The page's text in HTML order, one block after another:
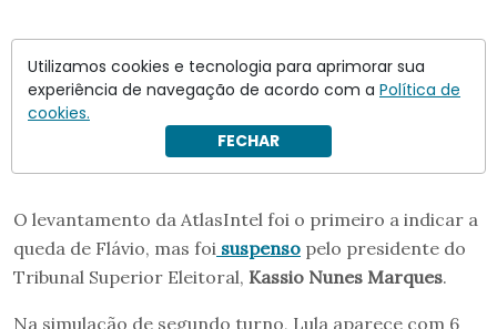
O levantamento da AtlasIntel foi o primeiro a indicar a
queda de Flávio, mas foi suspenso pelo presidente do
Tribunal Superior Eleitoral, Kassio Nunes Marques.
Na simulação de segundo turno, Lula aparece com 6
Utilizamos cookies e tecnologia para aprimorar sua
experiência de navegação de acordo com a Política de
cookies.
FECHAR